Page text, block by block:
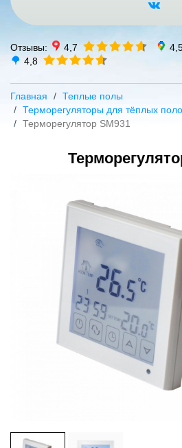
Отзывы: 4,7
4,8
Главная
Теплые полы
Терморегуляторы для тёплых
Терморегулятор SM931